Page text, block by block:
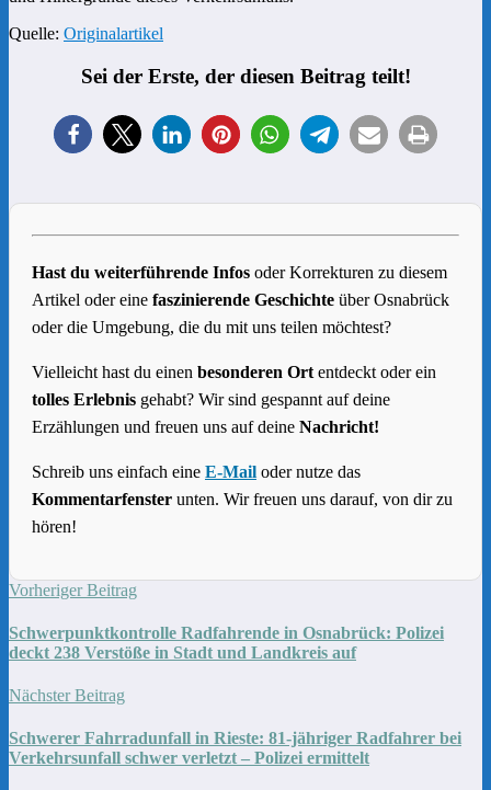
Quelle: Originalartikel
Sei der Erste, der diesen Beitrag teilt!
Hast du weiterführende Infos oder Korrekturen zu diesem
Artikel oder eine faszinierende Geschichte über Osnabrück
oder die Umgebung, die du mit uns teilen möchtest?
Vielleicht hast du einen besonderen Ort entdeckt oder ein
tolles Erlebnis gehabt? Wir sind gespannt auf deine
Erzählungen und freuen uns auf deine Nachricht!
Schreib uns einfach eine E-Mail oder nutze das
Kommentarfenster unten. Wir freuen uns darauf, von dir zu
hören!
Vorheriger Beitrag
Schwerpunktkontrolle Radfahrende in Osnabrück: Polizei
deckt 238 Verstöße in Stadt und Landkreis auf
Nächster Beitrag
Schwerer Fahrradunfall in Rieste: 81-jähriger Radfahrer bei
Verkehrsunfall schwer verletzt – Polizei ermittelt